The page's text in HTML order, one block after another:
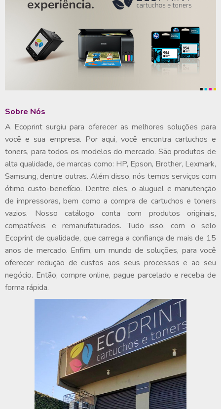
Sobre Nós
A Ecoprint surgiu para oferecer as melhores soluções para
você e sua empresa. Por aqui, você encontra cartuchos e
toners, para todos os modelos do mercado. São produtos de
alta qualidade, de marcas como: HP, Epson, Brother, Lexmark,
Samsung, dentre outras. Além disso, nós temos serviços com
ótimo custo-benefício. Dentre eles, o aluguel e manutenção
de impressoras, bem como a compra de cartuchos e toners
vazios. Nosso catálogo conta com produtos originais,
compatíveis e remanufaturados. Tudo isso, com o selo
Ecoprint de qualidade, que carrega a confiança de mais de 15
anos de mercado. Enfim, um mundo de soluções, para você
oferecer redução de custos aos seus processos e ao seu
negócio. Então, compre online, pague parcelado e receba de
forma rápida.